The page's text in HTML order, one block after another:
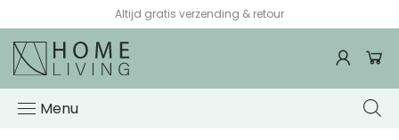
Altijd gratis verzending & retour
Menu